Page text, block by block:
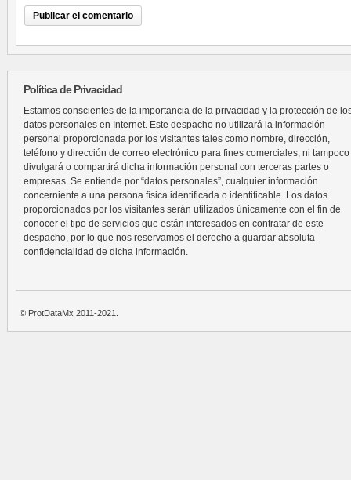
Política de Privacidad
Estamos conscientes de la importancia de la privacidad y la protección de
datos personales en Internet. Este despacho no utilizará la información
personal proporcionada por los visitantes tales como nombre, dirección,
teléfono y dirección de correo electrónico para fines comerciales, ni tampoco
divulgará o compartirá dicha información personal con terceras partes o
empresas. Se entiende por “datos personales”, cualquier información
concerniente a una persona física identificada o identificable. Los datos
proporcionados por los visitantes serán utilizados únicamente con el fin de
conocer el tipo de servicios que están interesados en contratar de este
despacho, por lo que nos reservamos el derecho a guardar absoluta
confidencialidad de dicha información.
© ProtDataMx 2011-2021.